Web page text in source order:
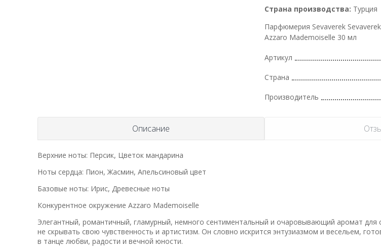
Страна производства: Турция
Парфюмерия Sevaverek
Azzaro Mademoiselle 30 мл
Артикул
Страна
Производитель
Описание
Верхние ноты: Персик, Цветок мандарина
Ноты сердца: Пион, Жасмин, Апельсиновый цвет
Базовые ноты: Ирис, Древесные ноты
Конкурентное окружение Azzaro Mademoiselle
Элегантный, романтичный, гламурный, немного сентиментальный и очаровывающий аромат для
не скрывать свою чувственность и артистизм. Он словно искрится энтузиазмом и весельем,
в танце любви, радости и вечной юности.